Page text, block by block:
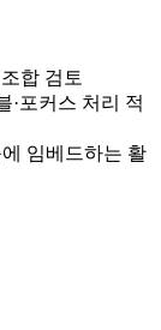
합 검토
·포커스 처리 적
임베드하는 활